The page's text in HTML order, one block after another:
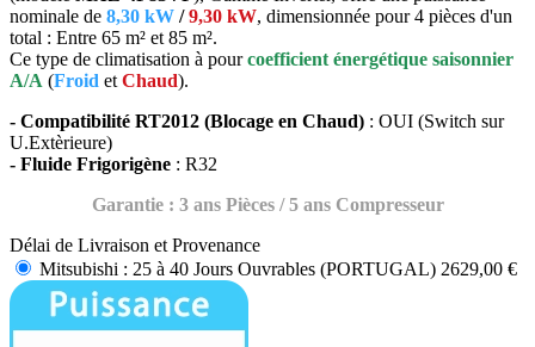
nominale de 8,30 kW / 9,30 kW, dimensionnée pour 4 pièces d'un
total : Entre 65 m² et 85 m².
Ce type de climatisation à pourcoefficient énergétique saisonnier
A/A (Froid et Chaud).
- Compatibilité RT2012 (Blocage en Chaud) : OUI (Switch sur
U.Extèrieure)
- Fluide Frigorigène : R32
Garantie : 3 ans Pièces / 5 ans Compresseur
Délai de Livraison et Provenance
Mitsubishi : 25 à 40 Jours Ouvrables (PORTUGAL) 2629,00 €